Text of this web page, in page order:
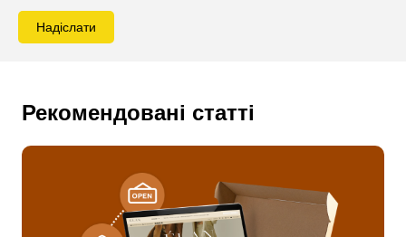
Надіслати
Рекомендовані статті